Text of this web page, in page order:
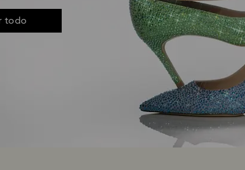
todo